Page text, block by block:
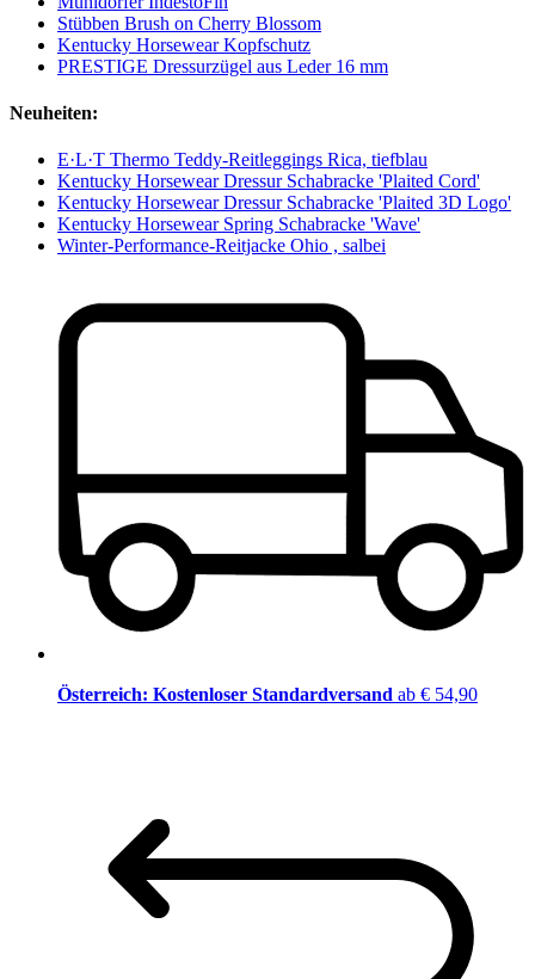
Stübben Brush on Cherry Blossom
Kentucky Horsewear Kopfschutz
PRESTIGE Dressurzügel aus Leder 16 mm
Neuheiten:
E·L·T Thermo Teddy-Reitleggings Rica, tiefblau
Kentucky Horsewear Dressur Schabracke 'Plaited Cord'
Kentucky Horsewear Dressur Schabracke 'Plaited 3D Logo'
Kentucky Horsewear Spring Schabracke 'Wave'
Winter-Performance-Reitjacke Ohio , salbei
Österreich: Kostenloser Standardversand ab € 54,90